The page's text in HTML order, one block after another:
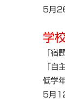
5月
学
「宿
「自
低学
5月